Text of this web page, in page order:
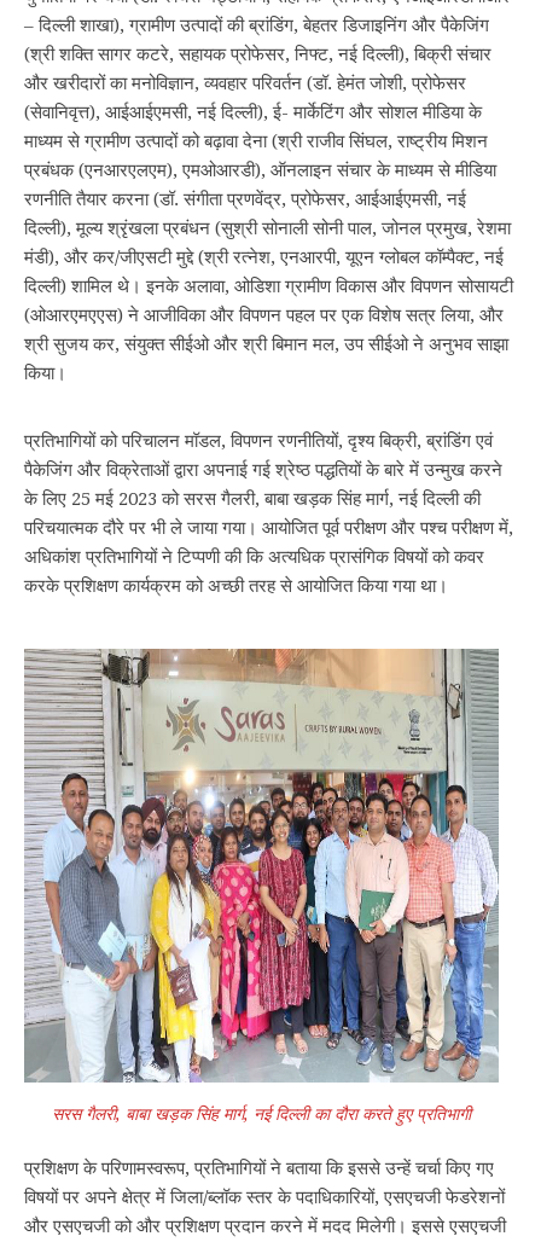
– दिल्ली शाखा), ग्रामीण उत्पादों की ब्रांडिंग, बेहतर डिजाइनिंग और पैकेजिंग
(श्री शक्ति सागर कटरे, सहायक प्रोफेसर, निफ्ट, नई दिल्ली), बिक्री संचार
और खरीदारों का मनोविज्ञान, व्यवहार परिवर्तन (डॉ. हेमंत जोशी, प्रोफेसर
(सेवानिवृत्त), आईआईएमसी, नई दिल्ली), ई- मार्केटिंग और सोशल मीडिया के
माध्यम से ग्रामीण उत्पादों को बढ़ावा देना (श्री राजीव सिंघल, राष्ट्रीय मिशन
प्रबंधक (एनआरएलएम), एमओआरडी), ऑनलाइन संचार के माध्यम से मीडिया
रणनीति तैयार करना (डॉ. संगीता प्रणवेंद्र, प्रोफेसर, आईआईएमसी, नई
दिल्ली), मूल्य श्रृंखला प्रबंधन (सुश्री सोनाली सोनी पाल, जोनल प्रमुख, रेशमा
मंडी), और कर/जीएसटी मुद्दे (श्री रत्नेश, एनआरपी, यूएन ग्लोबल कॉम्पैक्ट, नई
दिल्ली) शामिल थे। इनके अलावा, ओडिशा ग्रामीण विकास और विपणन सोसायटी
(ओआरएमएएस) ने आजीविका और विपणन पहल पर एक विशेष सत्र लिया, और
श्री सुजय कर, संयुक्त सीईओ और श्री बिमान मल, उप सीईओ ने अनुभव साझा
किया।
प्रतिभागियों को परिचालन मॉडल, विपणन रणनीतियों, दृश्य बिक्री, ब्रांडिंग एवं
पैकेजिंग और विक्रेताओं द्वारा अपनाई गई श्रेष्‍ठ पद्धतियों के बारे में उन्मुख करने
के लिए 25 मई 2023 को सरस गैलरी, बाबा खड़क सिंह मार्ग, नई दिल्ली की
परिचयात्‍मक दौरे पर भी ले जाया गया। आयोजित पूर्व परीक्षण और पश्‍च परीक्षण में,
अधिकांश प्रतिभागियों ने टिप्पणी की कि अत्यधिक प्रासंगिक विषयों को कवर
करके प्रशिक्षण कार्यक्रम को अच्छी तरह से आयोजित किया गया था।
सरस गैलरी, बाबा खड़क सिंह मार्ग, नई दिल्ली का दौरा करते हुए प्रतिभागी
प्रशिक्षण के परिणामस्वरूप, प्रतिभागियों ने बताया कि इससे उन्हें चर्चा किए गए
विषयों पर अपने क्षेत्र में जिला/ब्लॉक स्तर के पदाधिकारियों, एसएचजी फेडरेशनों
और एसएचजी को और प्रशिक्षण प्रदान करने में मदद मिलेगी। इससे एसएचजी